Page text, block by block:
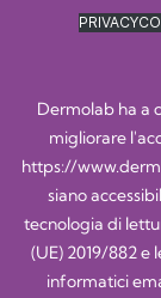
PRIVACY
Dermolab ha a
migliorare
https://
siano
tecnologia di
(UE) 2019/882 e
informatici